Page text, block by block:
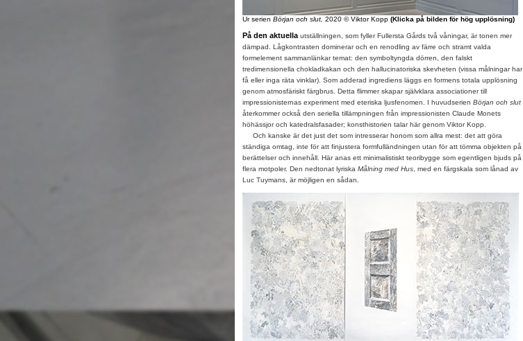
Ur serien Början och slut, 2020 © Viktor Kopp (Klicka på bilden för hög upplösning)
På den aktuellautställningen, som fyller Fullersta Gårds två våningar, är tonen mer
dämpad. Lågkontrasten dominerar och en renodling av färre och stramt valda
formelement sammanlänkar temat: den symboltyngda dörren, den falskt
tredimensionella chokladkakan och den hallucinatoriska skevheten (vissa målningar har
få eller inga räta vinklar). Som adderad ingrediens läggs en formens totala upplösning
genom atmosfäriskt färgbrus. Detta flimmer skapar självklara associationer till
impressionisternas experiment med eteriska ljusfenomen. I huvudserien Början och slut
återkommer också den seriella tillämpningen från impressionisten Claude Monets
höhässjor och katedralsfasader; konsthistorien talar här genom Viktor Kopp.
Och kanske är det just det som intresserar honom som allra mest: det att göra
ständiga omtag, inte för att finjustera formfulländningen utan för att tömma objekten på
berättelser och innehåll. Här anas ett minimalistiskt teoribygge som egentligen bjuds på
flera motpoler. Den nedtonat lyriska Målning med Hus, med en färgskala som lånad av
Luc Tuymans, är möjligen en sådan.